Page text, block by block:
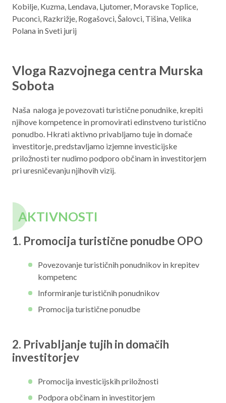
Kobilje, Kuzma, Lendava, Ljutomer, Moravske Toplice,
Puconci, Razkrižje, Rogašovci, Šalovci, Tišina, Velika
Polana in Sveti jurij
Vloga Razvojnega centra Murska
Sobota
Naša naloga je povezovati turistične ponudnike, krepiti
njihove kompetence in promovirati edinstveno turistično
ponudbo. Hkrati aktivno privabljamo tuje in domače
investitorje, predstavljamo izjemne investicijske
priložnosti ter nudimo podporo občinam in investitorjem
pri uresničevanju njihovih vizij.
AKTIVNOSTI
1. Promocija turistične ponudbe OPO
Povezovanje turističnih ponudnikov in krepitev
kompetenc
Informiranje turističnih ponudnikov
Promocija turistične ponudbe
2. Privabljanje tujih in domačih
investitorjev
Promocija investicijskih priložnosti
Podpora občinam in investitorjem